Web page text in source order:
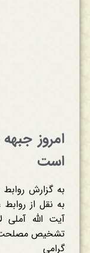
امروز
است
به گزارش
به نقل از
آیت الله
تشخیص مصلحت
گرامی